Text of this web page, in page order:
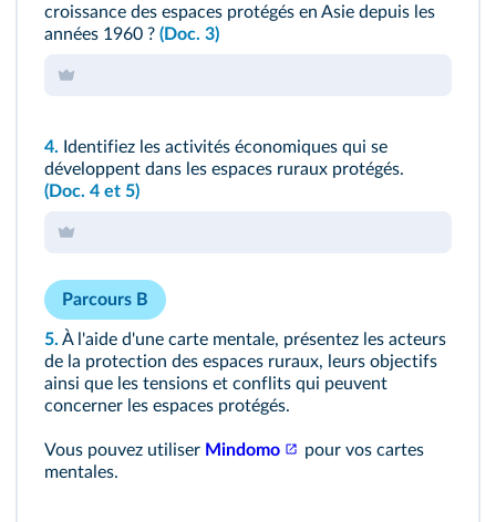
croissance des espaces protégés en Asie depuis les
années 1960 ? (Doc. 3)
4. Identifiez les activités économiques qui se
développent dans les espaces ruraux protégés.
(Doc. 4 et 5)
Parcours B
5. À l'aide d'une carte mentale, présentez les acteurs
de la protection des espaces ruraux, leurs objectifs
ainsi que les tensions et conflits qui peuvent
concerner les espaces protégés.
Vous pouvez utiliser Mindomo
pour vos cartes
mentales.